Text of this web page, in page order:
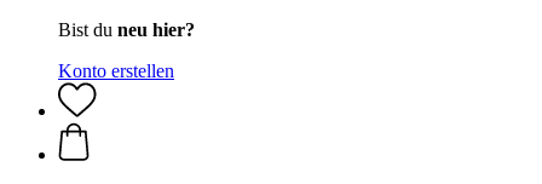
Bist du neu hier?
Konto erstellen